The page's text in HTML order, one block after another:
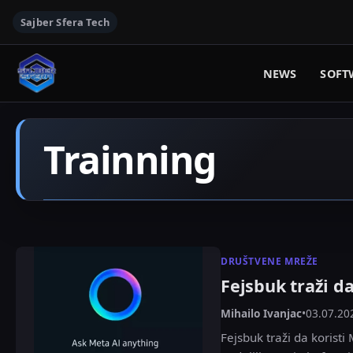
Sajber Sfera Tech
NEWS
Trainning
DRUŠTVENE MREŽE
Fejsbuk traži
Mihailo Ivanjac•
Fejsbuk traži da koristi